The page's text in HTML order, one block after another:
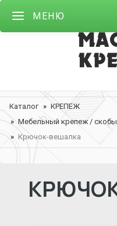
МЕНЮ
Каталог
КРЕПЕЖ
Мебельный крепеж /
Крючок-вешалка